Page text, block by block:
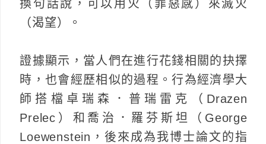
換句話說，可以用火（罪惡感）來滅火
（渴望）。
證據顯示，當人們在進行花錢相關的抉擇
時，也會經歷相似的過程。行為經濟學大
師搭檔卓瑞森．普瑞雷克（Drazen
Prelec）和喬治．羅芬斯坦（George
Loewenstein，後來成為我博士論文的指